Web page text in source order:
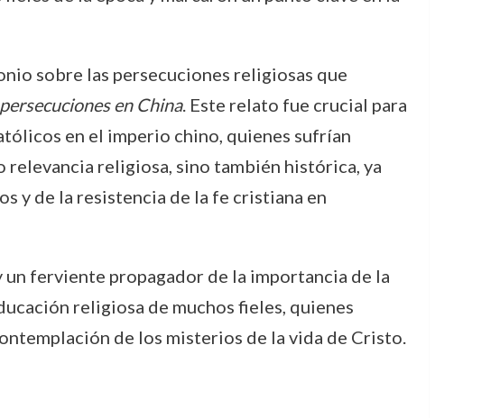
sobre las persecuciones religiosas que
en China. Este relato fue crucial para
en el imperio chino, quienes sufrían
religiosa, sino también histórica, ya
y de la resistencia de la fe cristiana en
ferviente propagador de la importancia de la
religiosa de muchos fieles, quienes
de los misterios de la vida de Cristo.